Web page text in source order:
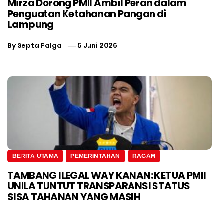
Mirza Dorong PMII Ambil Peran dalam
Penguatan Ketahanan Pangan di
Lampung
BySepta Palga 5 Juni 2026
BERITA UTAMA PEMERINTAHAN RAGAM
TAMBANG ILEGAL WAY KANAN: KETUA PMII
UNILA TUNTUT TRANSPARANSI STATUS
SISA TAHANAN YANG MASIH